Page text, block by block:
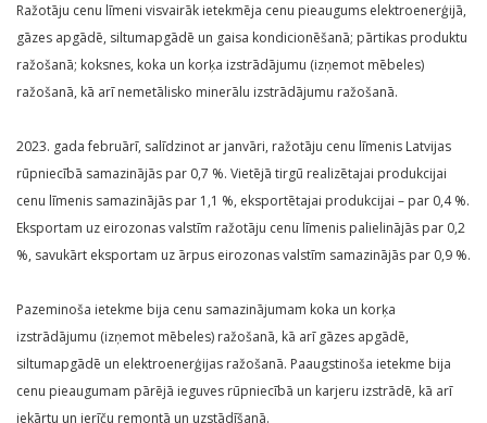
Ražotāju cenu līmeni visvairāk ietekmēja cenu pieaugums elektroenerģijā,
gāzes apgādē, siltumapgādē un gaisa kondicionēšanā; pārtikas produktu
ražošanā; koksnes, koka un korķa izstrādājumu (izņemot mēbeles)
ražošanā, kā arī nemetālisko minerālu izstrādājumu ražošanā.
2023. gada februārī, salīdzinot ar janvāri, ražotāju cenu līmenis Latvijas
rūpniecībā samazinājās par 0,7 %. Vietējā tirgū realizētajai produkcijai
cenu līmenis samazinājās par 1,1 %, eksportētajai produkcijai – par 0,4 %.
Eksportam uz eirozonas valstīm ražotāju cenu līmenis palielinājās par 0,2
%, savukārt eksportam uz ārpus eirozonas valstīm samazinājās par 0,9 %.
Pazeminoša ietekme bija cenu samazinājumam koka un korķa
izstrādājumu (izņemot mēbeles) ražošanā, kā arī gāzes apgādē,
siltumapgādē un elektroenerģijas ražošanā. Paaugstinoša ietekme bija
cenu pieaugumam pārējā ieguves rūpniecībā un karjeru izstrādē, kā arī
iekārtu un ierīču remontā un uzstādīšanā.